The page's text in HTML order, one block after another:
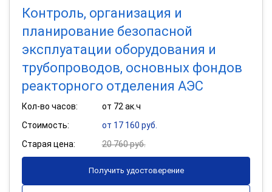
Контроль, организация и
планирование безопасной
эксплуатации оборудования и
трубопроводов, основных фондов
реакторного отделения АЭС
Кол-во часов:
от 72 ак.ч
Стоимость:
от 17 160 руб.
Старая цена:
20 760 руб.
Получить удостоверение